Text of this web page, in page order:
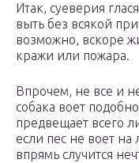
Итак, суеверия
выть без всякой
возможно, вскоре
кражи или пожара.
Впрочем, не все и
собака воет
предвещает всего
если пес не воет на
впрямь случится